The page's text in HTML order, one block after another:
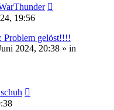
19:56
Problem gelöst!!!!
2024, 20:38 » in